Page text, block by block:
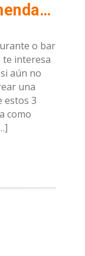
5 plugins muy recomendables para confeccionar tu menú web con wordpress
o bar
te interesa
aún no
una
estos 3
como